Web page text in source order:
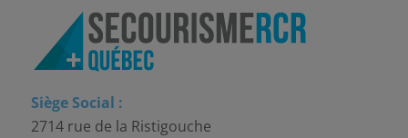
Siège Social :
2714 rue de la Ristigouche